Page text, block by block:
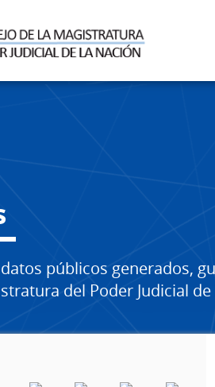
públicos generados,
del Poder Judicial